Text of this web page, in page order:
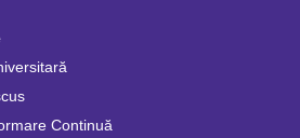
Continuă